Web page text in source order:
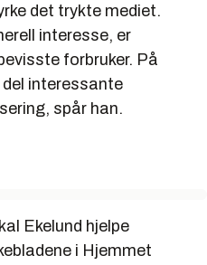
det trykte mediet.
interesse, er
forbruker. På
del interessante
spår han.
Ekelund hjelpe
i Hjemmet